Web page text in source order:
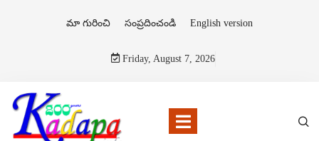
మా గురించి సంప్రదించండి English version
Friday, August 7, 2026